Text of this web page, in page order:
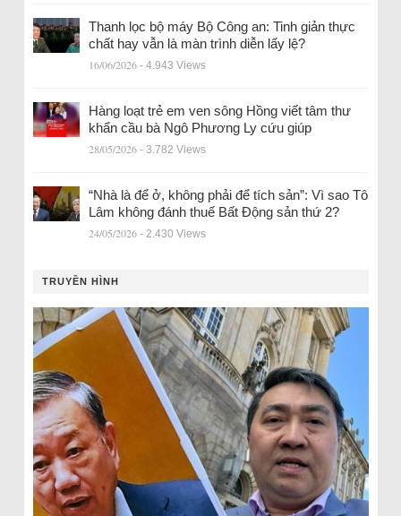
Thanh lọc bộ máy Bộ Công an: Tinh giản thực
chất hay vẫn là màn trình diễn lấy lệ?
16/06/2026 - 4.943 Views
Hàng loạt trẻ em ven sông Hồng viết tâm thư
khẩn cầu bà Ngô Phương Ly cứu giúp
28/05/2026 - 3.782 Views
“Nhà là để ở, không phải để tích sản”: Vì sao Tô
Lâm không đánh thuế Bất Động sản thứ 2?
24/05/2026 - 2.430 Views
TRUYỀN HÌNH